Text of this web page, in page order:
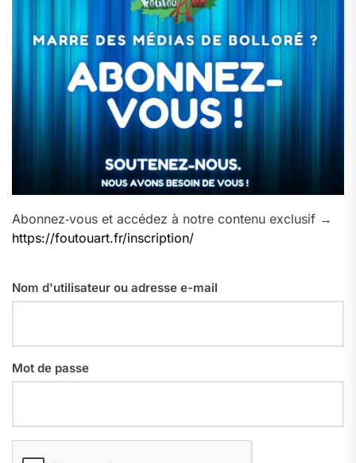
Abonnez‑vous et accédez à notre contenu exclusif →
https://foutouart.fr/inscription/
Nom d'utilisateur ou adresse e-mail
Mot de passe